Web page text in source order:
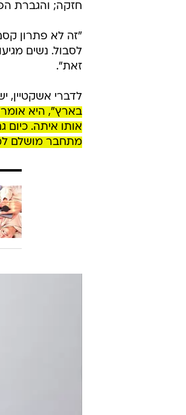
חזקה; והגברת
"זה לא פתרון
לסבול. נשים
זאת".
לדברי אשקטיין,
בארץ", היא
אותו איתה.
מתחבר מושלם